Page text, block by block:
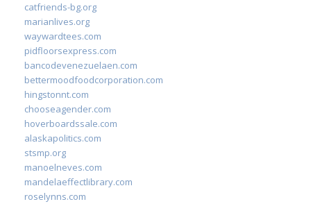
catfriends-bg.org
marianlives.org
waywardtees.com
pidfloorsexpress.com
bancodevenezuelaen.com
bettermoodfoodcorporation.com
hingstonnt.com
chooseagender.com
hoverboardssale.com
alaskapolitics.com
stsmp.org
manoelneves.com
mandelaeffectlibrary.com
roselynns.com